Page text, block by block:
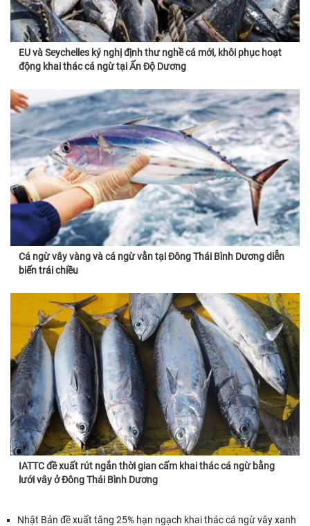
EU và Seychelles ký nghị định thư nghề cá mới, khôi phục hoạt
động khai thác cá ngừ tại Ấn Độ Dương
Cá ngừ vây vàng và cá ngừ vằn tại Đông Thái Bình Dương diễn
biến trái chiều
IATTC đề xuất rút ngắn thời gian cấm khai thác cá ngừ bằng
lưới vây ở Đông Thái Bình Dương
Nhật Bản đề xuất tăng 25% hạn ngạch khai thác cá ngừ vây xanh